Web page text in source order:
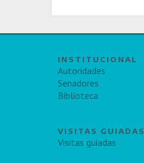
INSTITUCIONAL
Autoridades
Senadores
Biblioteca
VISITAS GUIADAS
Visitas guiadas